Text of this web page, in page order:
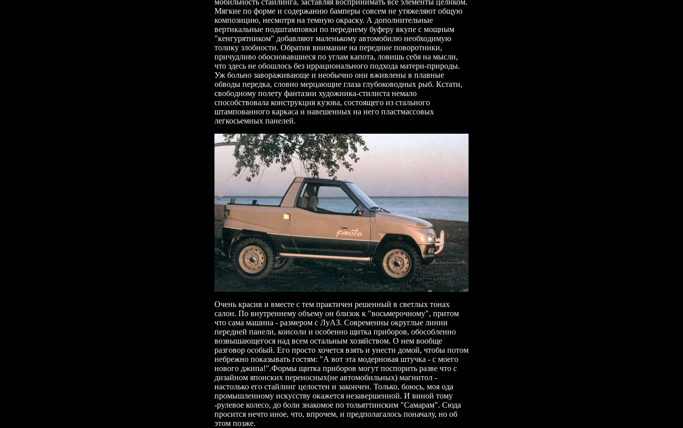
мобильность стайлинга, заставляя воспринимать все элементы целиком.
Мягкие по форме и содержанию бамперы совсем не утяжеляют общую
композицию, несмотря на темную окраску. А дополнительные
вертикальные подштамповки по переднему буферу вкупе с мощным
"кенгурятником" добавляют маленькому автомобилю необходимую
толику злобности. Обратив внимание на передние поворотники,
причудливо обосновавшиеся по углам капота, ловишь себя на мысли,
что здесь не обошлось без иррационального подхода матери-природы.
Уж больно завораживающе и необычно они вживлены в плавные
обводы передка, словно мерцающие глаза глубоководных рыб. Кстати,
свободному полету фантазии художника-стилиста немало
способствовала конструкция кузова, состоящего из стального
штампованного каркаса и навешенных на него пластмассовых
легкосьемных панелей.
Очень красив и вместе с тем практичен решенный в светлых тонах
салон. По внутреннему объему он близок к "восьмерочному", притом
что сама машина - размером с ЛуАЗ. Современны округлые линии
передней панели, консоли и особенно щитка приборов, обособленно
возвышающегося над всем остальным хозяйством. О нем вообще
разговор особый. Его просто хочется взять и унести домой, чтобы потом
небрежно показывать гостям: "А вот эта модерновая штучка - с моего
нового джипа!".Формы щитка приборов могут поспорить разве что с
дизайном японских переносных(не автомобильных) магнитол -
настолько его стайлинг целостен и закончен. Только, боюсь, моя ода
промышленному искусству окажется незавершенной. И виной тому
-рулевое колесо, до боли знакомое по тольяттинским "Самарам". Сюда
просится нечто иное, что, впрочем, и предполагалось поначалу, но об
этом позже.